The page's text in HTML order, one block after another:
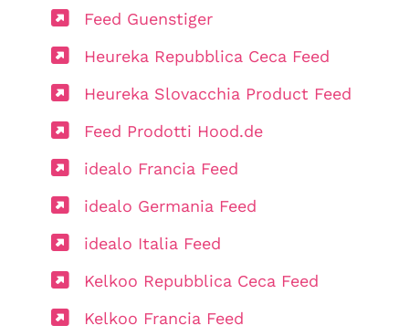
Feed Guenstiger
Heureka Repubblica Ceca Feed
Heureka Slovacchia Product Feed
Feed Prodotti Hood.de
idealo Francia Feed
idealo Germania Feed
idealo Italia Feed
Kelkoo Repubblica Ceca Feed
Kelkoo Francia Feed